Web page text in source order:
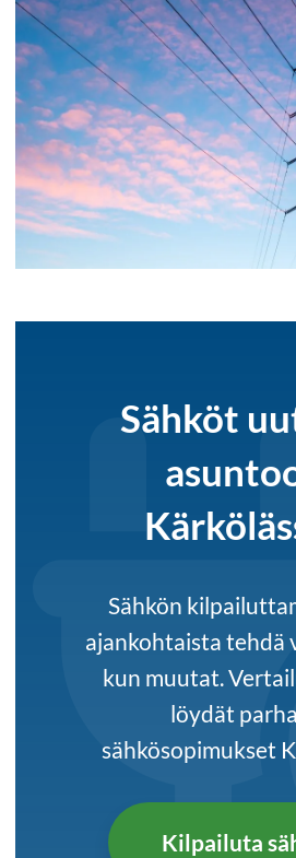
Sähköt
Sähkön
ajankohtaista tehdä
kun muutat.
löydät
sähkösopimukset
Kilpailuta